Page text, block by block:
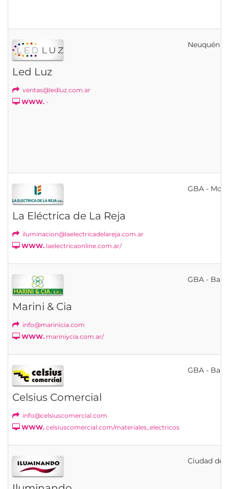
Led Luz
ventas@ledluz.com.ar
WWW. -
Neuquén
La Eléctrica de La Reja
iluminacion@laelectricadelareja.com.ar
WWW. laelectricaonline.com.ar/
GBA -
Marini & Cia
info@marinicia.com
WWW. mariniycia.com.ar/
GBA -
Celsius Comercial
info@celsiuscomercial.com
WWW. celsiuscomercial.com/materiales_electricos
GBA -
Ciudad de